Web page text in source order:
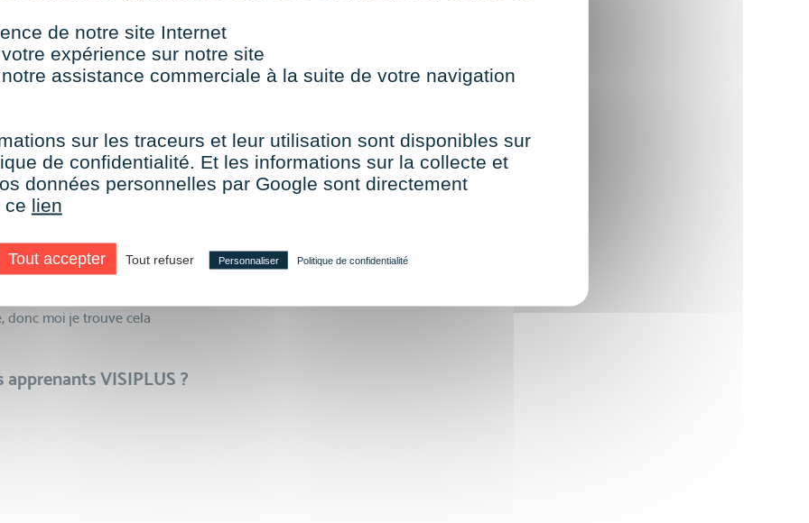
de rajouter
fais trois, en
learning ?
digital learning, donc avant
réticente mais j’avais des
une interactivité et je
communiquées en même
directement attachées
donc moi je trouve cela
VISIPLUS ?
de notre site Internet
expérience sur notre site
assistance commerciale à la suite de votre navigation
sur les traceurs et leur utilisation sont disponibles sur
de confidentialité. Et les informations sur la collecte et
données personnelles par Google sont directement
ce lien
Tout accepter Tout refuser Personnaliser Politique de confidentialité